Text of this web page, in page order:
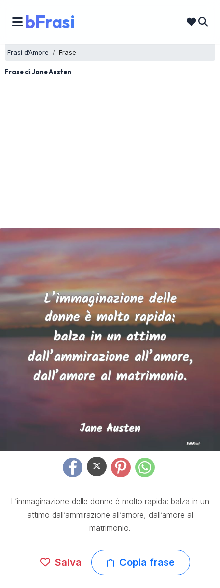
bFrasi
Frasi d’Amore Frase
Frase di Jane Austen
L’immaginazione delle donne è molto rapida: balza in un
attimo dall’ammirazione all’amore, dall’amore al
matrimonio.
Salva Copia frase